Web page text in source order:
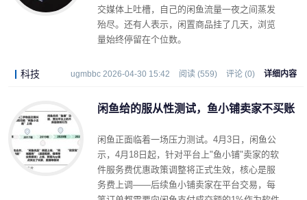
交媒体上吐槽，自己的闲鱼流量一夜之间蒸发
殆尽。还有人表示，闲置商品挂了几天，浏览
量始终停留在个位数。
科技 ugmbbc 2026-04-30 15:42 阅读 (559) 评论 (0) 详细内容
闲鱼给的服从性测试，鱼小铺卖家不买账
闲鱼正面临着一场压力测试。4月3日，闲鱼公
示，4月18日起，针对平台上"鱼小铺"卖家的软
件服务费优惠政策调整将正式生效，核心是服
务费上调——后续鱼小铺卖家在平台交易，每